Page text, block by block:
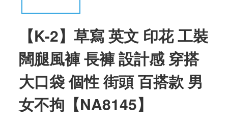
【K-2】草寫 英文 印花 工裝
闊腿風褲 長褲 設計感 穿搭
大口袋 個性 街頭 百搭款 男
女不拘【NA8145】